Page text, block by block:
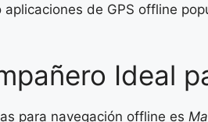
de GPS offline
Ideal
para navegación offline es